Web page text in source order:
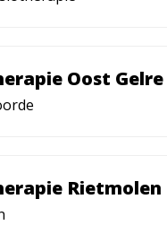
Oost Gelre
Rietmolen